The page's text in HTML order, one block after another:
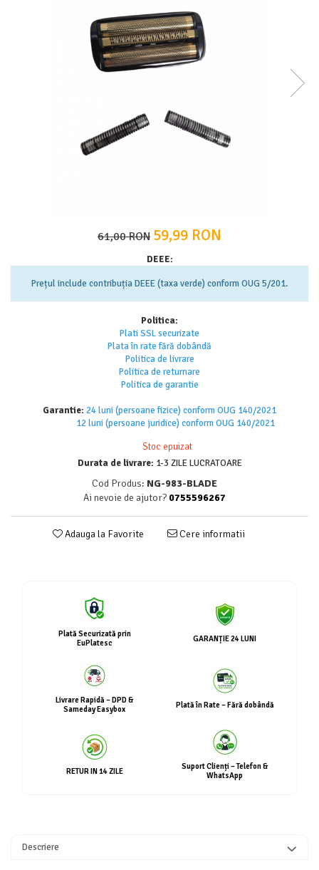
Cutite aparate de ras
61,00 RON 59,99 RON
DEEE:
Prețul include contribuția DEEE (taxa verde) conform OUG 5/201.
Politica:
Plati SSL securizate
Plata în rate fără dobândă
Politica de livrare
Politica de returnare
Politica de garantie
Garantie: 24 luni (persoane fizice) conform OUG 140/2021
12 luni (persoane juridice) conform OUG 140/2021
Stoc epuizat
Durata de livrare: 1-3 ZILE LUCRATOARE
Cod Produs: NG-983-BLADE
Ai nevoie de ajutor? 0755596267
Adauga la Favorite Cere informatii
Plată Securizată prin
EuPlatesc
GARANȚIE 24 LUNI
Livrare Rapidă – DPD &
Sameday Easybox
Plată în Rate – Fără dobândă
RETUR IN 14 ZILE
Suport Clienți – Telefon &
WhatsApp
Descriere